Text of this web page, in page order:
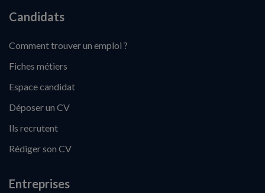
Candidats
Comment trouver un emploi ?
Fiches métiers
Espace candidat
Déposer un CV
Ils recrutent
Rédiger son CV
Entreprises